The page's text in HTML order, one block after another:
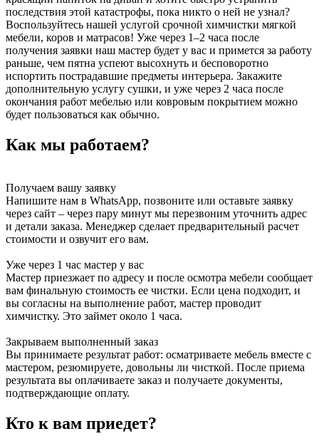
последствия этой катастрофы, пока никто о ней не узнал?
Воспользуйтесь нашей услугой срочной химчистки мягкой
мебели, коров и матрасов! Уже через 1–2 часа после
получения заявки наш мастер будет у вас и примется за работу
раньше, чем пятна успеют высохнуть и бесповоротно
испортить пострадавшие предметы интерьера. Закажите
дополнительную услугу сушки, и уже через 2 часа после
окончания работ мебелью или ковровым покрытием можно
будет пользоваться как обычно.
Как мы работаем?
Получаем вашу заявку
Напишите нам в WhatsApp, позвоните или оставьте заявку
через сайт – через пару минут мы перезвоним уточнить адрес
и детали заказа. Менеджер сделает предварительный расчет
стоимости и озвучит его вам.
Уже через 1 час мастер у вас
Мастер приезжает по адресу и после осмотра мебели сообщает
вам финальную стоимость ее чистки. Если цена подходит, и
вы согласны на выполнение работ, мастер проводит
химчистку. Это займет около 1 часа.
Закрываем выполненный заказ
Вы принимаете результат работ: осматриваете мебель вместе с
мастером, резюмируете, довольны ли чисткой. После приема
результата вы оплачиваете заказ и получаете документы,
подтверждающие оплату.
Кто к вам приедет?